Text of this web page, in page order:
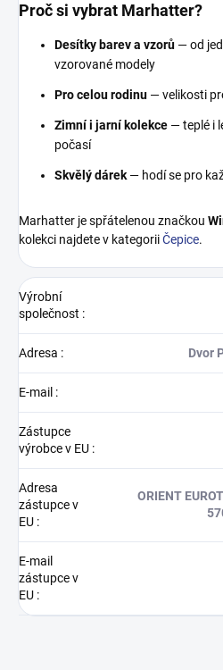
Proč si vybrat Marhatter?
Desítky barev a vzorů — od
vzorované modely
Pro celou rodinu — velikosti
Zimní i jarní kolekce — teplé i
počasí
Skvělý dárek — hodí se pro
Marhatter je spřátelenou značkou
kolekci najdete v kategoriiČepice.
Výrobní
společnost :
Adresa : Dvor
E-mail :
Zástupce
výrobce v EU :
Adresa
zástupce v
EU :
ORIENT
E-mail
zástupce v
EU :